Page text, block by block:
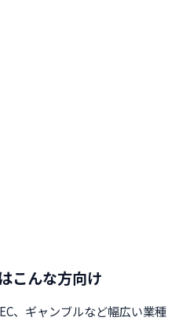
んな方向け
、ギャンブルなど幅広い業種